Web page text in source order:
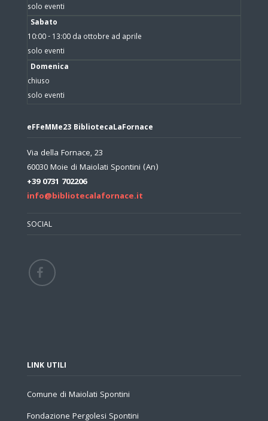
solo eventi
Sabato
10:00 - 13:00 da ottobre ad aprile
solo eventi
Domenica
chiuso
solo eventi
eFFeMMe23 BibliotecaLaFornace
Via della Fornace, 23
60030 Moie di Maiolati Spontini (An)
+39 0731 702206
info@bibliotecalafornace.it
SOCIAL
LINK UTILI
Comune di Maiolati Spontini
Fondazione Pergolesi Spontini